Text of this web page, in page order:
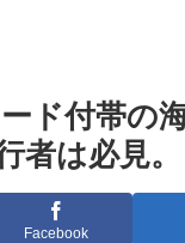
ド付帯の
者は必見。
Facebook